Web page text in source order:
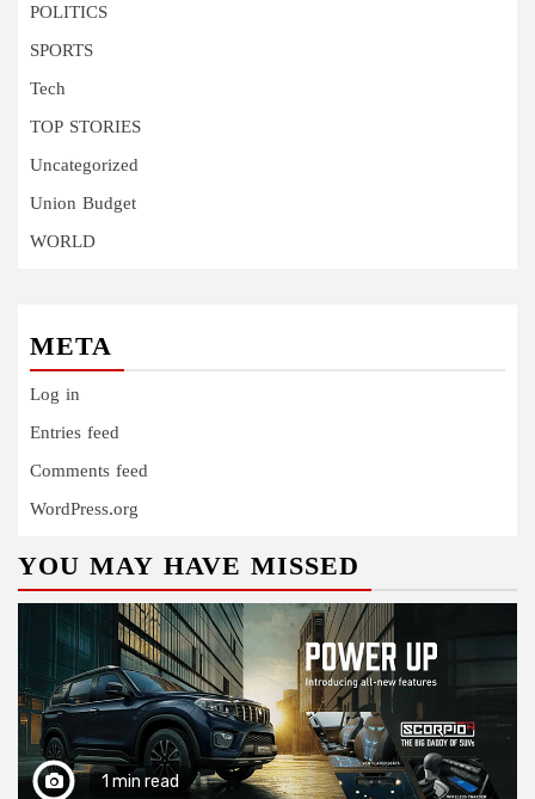
POLITICS
SPORTS
Tech
TOP STORIES
Uncategorized
Union Budget
WORLD
META
Log in
Entries feed
Comments feed
WordPress.org
YOU MAY HAVE MISSED
1 min read